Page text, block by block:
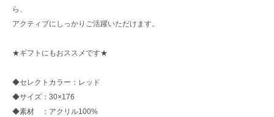
ら、
アクティブにしっかりご活躍いただけます。
★ギフトにもおススメです★
◆セレクトカラー：レッド
◆サイズ：30×176
◆素材 ：アクリル100%